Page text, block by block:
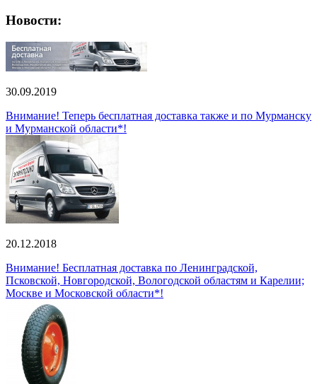
Новости:
30.09.2019
Внимание! Теперь бесплатная доставка также и по Мурманску
и Мурманской области*!
20.12.2018
Внимание! Бесплатная доставка по Ленинградской,
Псковской, Новгородской, Вологодской областям и Карелии;
Москве и Московской области*!